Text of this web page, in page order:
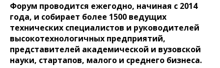
Форум проводится ежегодно, начиная с 2014
года, и собирает более 1500 ведущих
технических специалистов и руководителей
высокотехнологичных предприятий,
представителей академической и вузовской
науки, стартапов, малого и среднего бизнеса.